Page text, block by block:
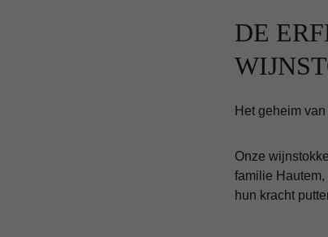
DE
Het geheim
Onze
familie
hun kracht